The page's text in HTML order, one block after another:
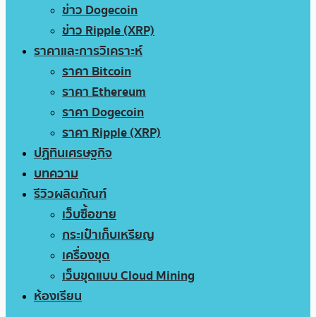
ข่าว Dogecoin
ข่าว Ripple (XRP)
ราคาและการวิเคราะห์
ราคา Bitcoin
ราคา Ethereum
ราคา Dogecoin
ราคา Ripple (XRP)
ปฏิทินเศรษฐกิจ
บทความ
รีวิวผลิตภัณฑ์
เว็บซื้อขาย
กระเป๋าเก็บเหรียญ
เครื่องขุด
เว็บขุดแบบ Cloud Mining
ห้องเรียน